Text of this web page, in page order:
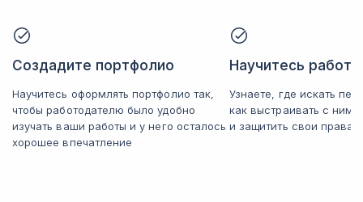
Создадите портфолио
Научитесь оформлять портфолио так,
чтобы работодателю было удобно
изучать ваши работы и у него осталось
хорошее впечатление
Научитесь
Узнаете, где искать
как выстраивать с
и защитить свои права